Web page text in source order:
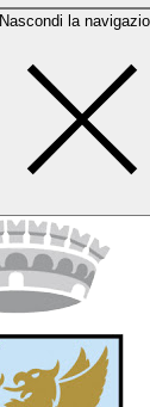
Nascondi la